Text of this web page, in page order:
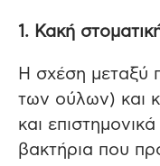
1. Κακή
Η σχέση μεταξύ
των ούλων) και
και
βακτήρια που